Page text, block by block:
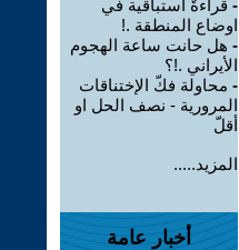
- قراءةٌ استباقية في
اوضاع المنطقة .!
- هل حانت ساعة الهجوم
الأيراني .!؟
- محاولة فكّ الإختناقات
المرورية - نصف الحل او
أقلّ
المزيد.....
أخبار عامة